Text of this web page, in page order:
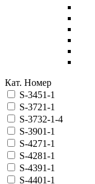
Кат. Номер
S-3451-1
S-3721-1
S-3732-1-4
S-3901-1
S-4271-1
S-4281-1
S-4391-1
S-4401-1